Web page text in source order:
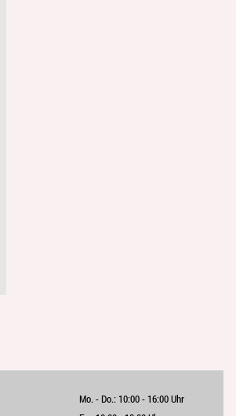
Mo. - Do.: 10:00 - 16:00 Uhr